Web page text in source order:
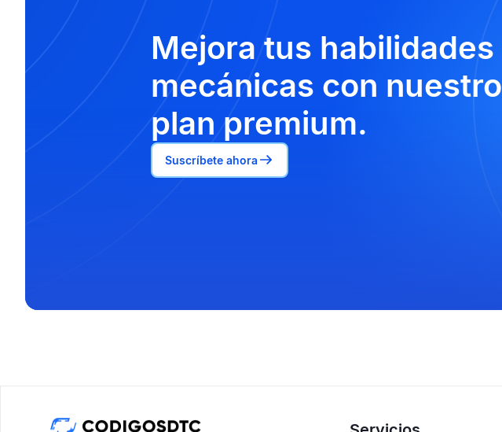
Mejora tus habilidades
mecánicas con nuestro
plan premium.
Suscríbete ahora